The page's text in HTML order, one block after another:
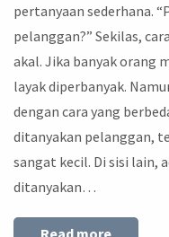
pertanyaan sederhana.
pelanggan?” Sekilas,
akal. Jika banyak orang
layak diperbanyak.
dengan cara yang
ditanyakan pelanggan,
sangat kecil. Di sisi lain,
ditanyakan…
Read more